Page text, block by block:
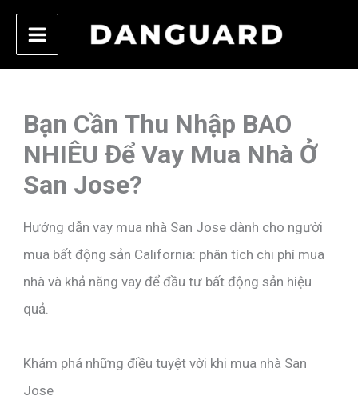
Skip
content
Bạn Cần Thu Nhập BAO
NHIÊU Để Vay Mua Nhà Ở
San Jose?
Hướng dẫn vay mua nhà San Jose dành cho người
mua bất động sản California: phân tích chi phí mua
nhà và khả năng vay để đầu tư bất động sản hiệu
quả.
Khám phá những điều tuyệt vời khi mua nhà San
Jose